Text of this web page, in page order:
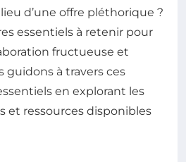
d’une offre pléthorique ?
essentiels à retenir pour
fructueuse et
guidons à travers ces
en explorant les
et ressources disponibles